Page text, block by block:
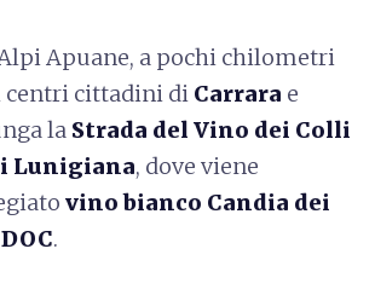
Apuane, a pochi chilometri
centri cittadini di Carrara e
la Strada del Vino dei Colli
Lunigiana, dove viene
vino bianco Candia dei
.